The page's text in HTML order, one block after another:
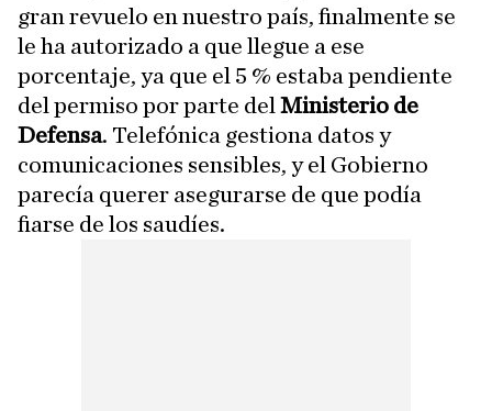
gran revuelo en nuestro país, finalmente se
le ha autorizado a que llegue a ese
porcentaje, ya que el 5 % estaba pendiente
del permiso por parte del Ministerio de
Defensa. Telefónica gestiona datos y
comunicaciones sensibles, y el Gobierno
parecía querer asegurarse de que podía
fiarse de los saudíes.